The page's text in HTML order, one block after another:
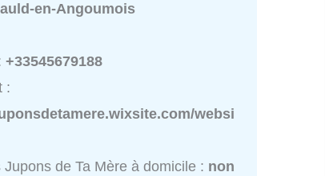
en-Angoumois
+33545679188
:
websi
Jupons de Ta Mère à domicile : non